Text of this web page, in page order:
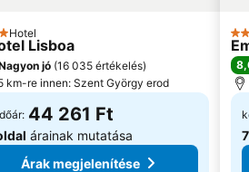
Hotel
Lisboa
jó (16 035 értékelés)
km-re innen: Szent György erod
44 261 Ft
árainak mutatása
Árak megjelenítése
3